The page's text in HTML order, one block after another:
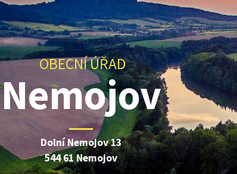
OBECNÍ ÚŘAD
Nemojov
Dolní Nemojov 13
544 61 Nemojov